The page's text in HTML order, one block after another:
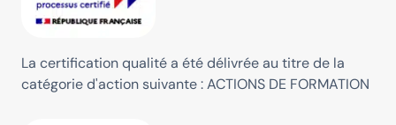
La certification qualité a été délivrée au titre de la
catégorie d'action suivante : ACTIONS DE FORMATION